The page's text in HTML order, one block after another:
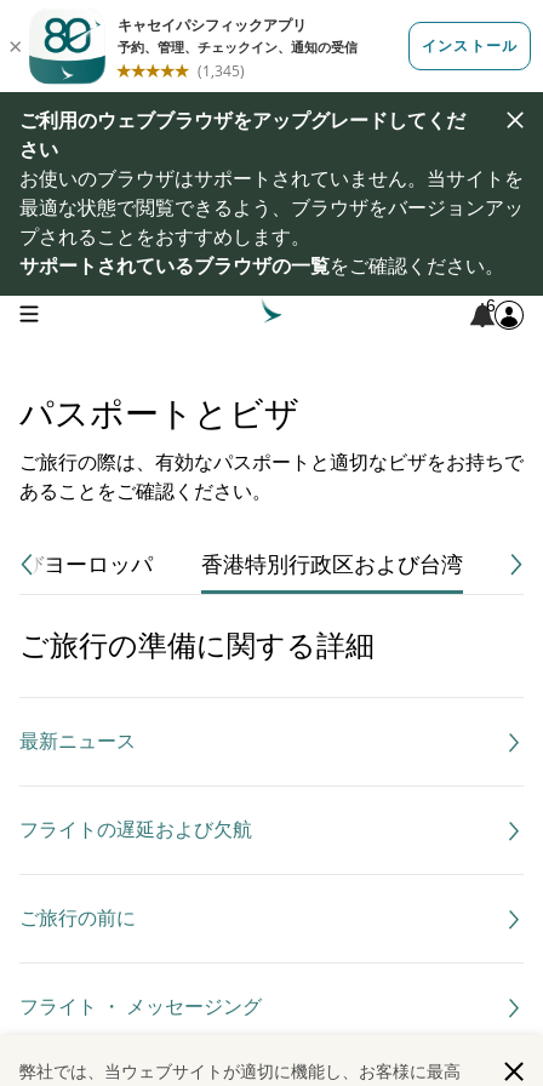
ご利用のウェブブラウザをアップグレードしてくだ
さい
お使いのブラウザはサポートされていません。当サイトを
最適な状態で閲覧できるよう、ブラウザをバージョンアッ
プされることをおすすめします。
サポートされているブラウザの一覧をご確認ください。
open navigation menu 6
パスポートとビザ
ご旅行の際は、有効なパスポートと適切なビザをお持ちで
あることをご確認ください。
びヨーロッパ 香港特別行政区および台湾 そ
ご旅行の準備に関する詳細
最新ニュース
フライトの遅延および欠航
ご旅行の前に
フライト ・ メッセージング
弊社では、当ウェブサイトが適切に機能し、お客様に最高